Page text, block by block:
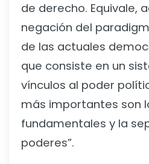
de derecho. Equivale,
negación del
de las actuales
que consiste en un
vínculos al poder
más importantes son
fundamentales y la
poderes”.